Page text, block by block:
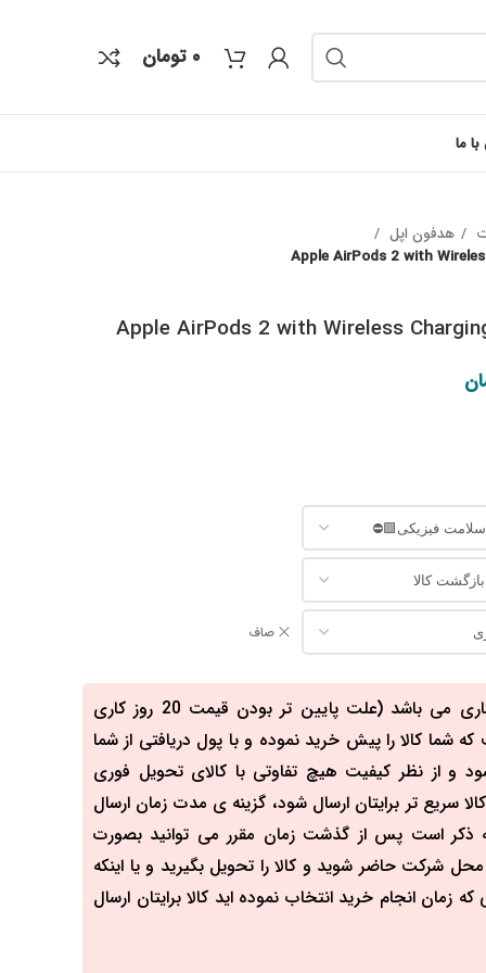
۰ تومان
ما
هدفون اپل
صاف
مدت زمان ارسال کالا 20 روز کاری می باشد (علت پایین تر بودن قیمت 20 روز کاری
شما کالا را پیش خرید نموده و با پول دریافتی از شما
و از نظر کیفیت هیچ تفاوتی با کالای تحویل فوری
سریع تر برایتان ارسال شود، گزینه ی مدت زمان ارسال
ذکر است پس از گذشت زمان مقرر می توانید بصورت
شرکت حاضر شوید و کالا را تحویل بگیرید و یا اینکه
زمان انجام خرید انتخاب نموده اید کالا برایتان ارسال